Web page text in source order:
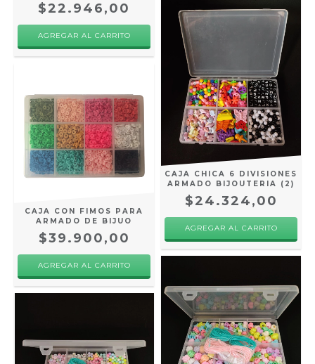
$22.946,00
CAJA CON FIMOS PARA
ARMADO DE BIJUO
$39.900,00
CAJA CHICA 6 DIVISIONES
ARMADO BIJOUTERIA (2)
$24.324,00